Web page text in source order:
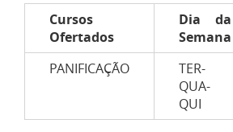
Cursos
Ofertados
Dia da
Semana
PANIFICAÇÃO
TER-
QUA-
QUI